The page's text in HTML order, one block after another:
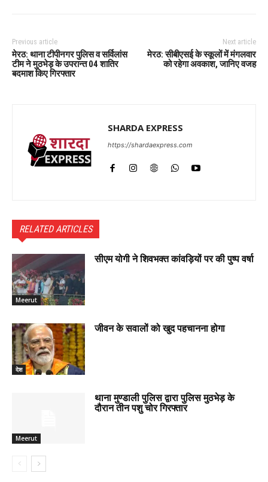
Previous article
मेरठ: थाना टीपीनगर पुलिस व सर्विलांस
टीम ने मुठभेड़ के उपरान्त 04 शातिर
बदमाश किए गिरफ्तार
Next article
मेरठ: सीबीएसई के स्कूलों में मंगलवार
को रहेगा अवकाश, जानिए वजह
SHARDA EXPRESS
https://shardaexpress.com
RELATED ARTICLES
Meerut
सीएम योगी ने शिवभक्त कांवड़ियों पर की पुष्प वर्षा
देश
जीवन के सवालों को खुद पहचानना होगा
Meerut
थाना मुण्डाली पुलिस द्वारा पुलिस मुठभेड़ के
दौरान तीन पशु चोर गिरफ्तार